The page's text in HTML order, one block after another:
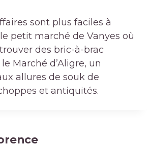
sont plus faciles à
petit marché de Vanyes où
des bric-à-brac
Marché d’Aligre, un
allures de souk de
et antiquités.